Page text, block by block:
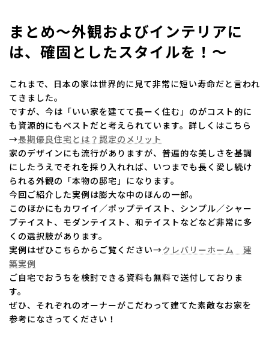
まとめ～外観およびインテリアに
は、確固としたスタイルを！～
これまで、日本の家は世界的に見て非常に短い寿命だと言われ
てきました。
ですが、今は「いい家を建てて長ーく住む」のがコスト的に
も資源的にもベストだと考えられています。詳しくはこちら
→長期優良住宅とは？認定のメリット
家のデザインにも流行がありますが、普遍的な美しさを基調
にしたうえでそれを採り入れれば、いつまでも長く愛し続け
られる外観の「本物の邸宅」になります。
今回ご紹介した実例は膨大な中のほんの一部。
このほかにもカワイイ／ポップテイスト、シンプル／シャー
プテイスト、モダンテイスト、和テイストなどなど非常に多
くの選択肢があります。
実例はぜひこちらからご覧ください→クレバリーホーム 建
築実例
ご自宅でおうちを検討できる資料も無料で送付しておりま
す。
ぜひ、それぞれのオーナーがこだわって建てた素敵なお家を
参考になさってください！